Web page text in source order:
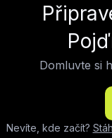
Domluvte si
Nevíte, kde začít?